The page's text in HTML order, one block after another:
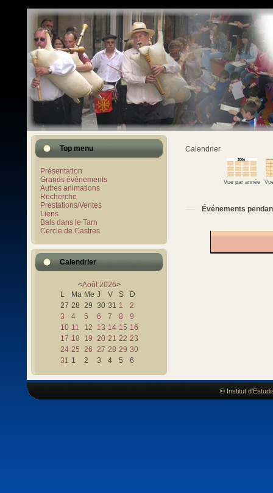
Top menu
Présentation
Grands événements
Autres animations
Recherche
Prestations/Ventes
Liens
Bals dans le Tarn
Cercle de Castres
Calendrier
<Août 2026>
L
Ma Me J V S
D
27 28 29 30 31 1
2
3
4 5 6 7 8
9
10 11 12 13 14 15 16
17 18 19 20 21 22 23
24 25 26 27 28 29 30
31 1 2 3 4 5 6
Calendrier
Vue par année
Événements
© Institut